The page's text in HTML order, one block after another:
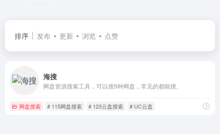
排序 发布 更新 浏览 点赞
海搜
网盘资源搜索工具，可以搜9种网盘，常见的都能搜。
网盘搜索 # 115网盘搜索 # 123云盘搜索 # UC云盘